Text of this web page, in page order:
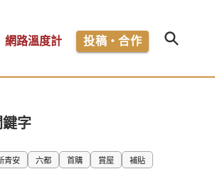
網路溫度計 投稿・合作
字
青安 六都 首購 賞屋 補貼